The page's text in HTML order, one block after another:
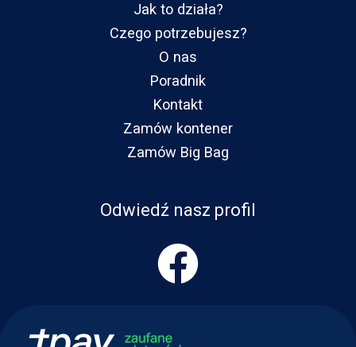
Jak to działa?
Czego potrzebujesz?
O nas
Poradnik
Kontakt
Zamów kontener
Zamów Big Bag
Odwiedź nasz profil